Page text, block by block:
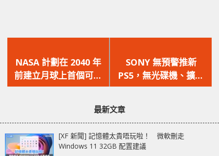
一
篇
文
NASA 計劃在 2040 年
前建立月球上首個可租
用住宅！
一
篇
文
SONY 無預警推新
PS5，無光碟機、擴大
SSD 容量，身形更纖
最新文章
[XF 新聞] 記憶體太貴唔玩啦！ 微軟刪走
Windows 11 32GB 配置建議